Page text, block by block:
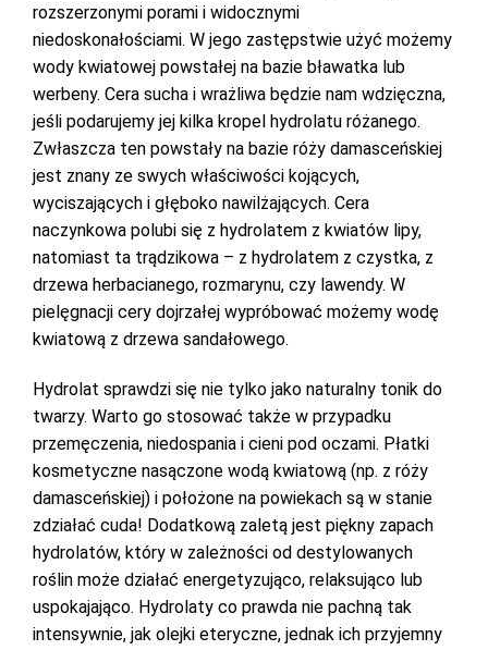
rozszerzonymi porami i widocznymi
niedoskonałościami. W jego zastępstwie użyć możemy
wody kwiatowej powstałej na bazie bławatka lub
werbeny. Cera sucha i wrażliwa będzie nam wdzięczna,
jeśli podarujemy jej kilka kropel hydrolatu różanego.
Zwłaszcza ten powstały na bazie róży damasceńskiej
jest znany ze swych właściwości kojących,
wyciszających i głęboko nawilżających. Cera
naczynkowa polubi się z hydrolatem z kwiatów lipy,
natomiast ta trądzikowa – z hydrolatem z czystka, z
drzewa herbacianego, rozmarynu, czy lawendy. W
pielęgnacji cery dojrzałej wypróbować możemy wodę
kwiatową z drzewa sandałowego.
Hydrolat sprawdzi się nie tylko jako naturalny tonik do
twarzy. Warto go stosować także w przypadku
przemęczenia, niedospania i cieni pod oczami. Płatki
kosmetyczne nasączone wodą kwiatową (np. z róży
damasceńskiej) i położone na powiekach są w stanie
zdziałać cuda! Dodatkową zaletą jest piękny zapach
hydrolatów, który w zależności od destylowanych
roślin może działać energetyzująco, relaksująco lub
uspokajająco. Hydrolaty co prawda nie pachną tak
intensywnie, jak olejki eteryczne, jednak ich przyjemny